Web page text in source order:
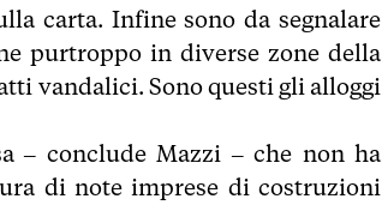
carta. Infine sono da segnalare
purtroppo in diverse zone della
vandalici. Sono questi gli alloggi
– conclude Mazzi – che non ha
di note imprese di costruzioni